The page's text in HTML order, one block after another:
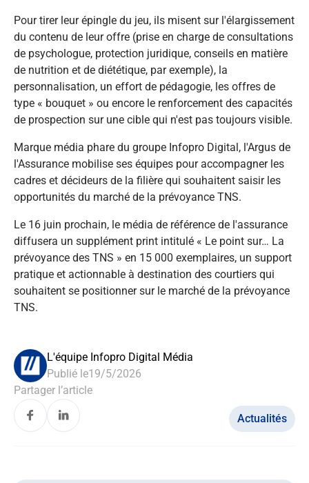
Pour tirer leur épingle du jeu, ils misent sur l'élargissement
du contenu de leur offre (prise en charge de consultations
de psychologue, protection juridique, conseils en matière
de nutrition et de diététique, par exemple), la
personnalisation, un effort de pédagogie, les offres de
type « bouquet » ou encore le renforcement des capacités
de prospection sur une cible qui n'est pas toujours visible.
Marque média phare du groupe Infopro Digital, l'Argus de
l'Assurance mobilise ses équipes pour accompagner les
cadres et décideurs de la filière qui souhaitent saisir les
opportunités du marché de la prévoyance TNS.
Le 16 juin prochain, le média de référence de l'assurance
diffusera un supplément print intitulé « Le point sur… La
prévoyance des TNS » en 15 000 exemplaires, un support
pratique et actionnable à destination des courtiers qui
souhaitent se positionner sur le marché de la prévoyance
TNS.
L'équipe Infopro Digital Média
Publié le19/5/2026
Partager l’article
Actualités